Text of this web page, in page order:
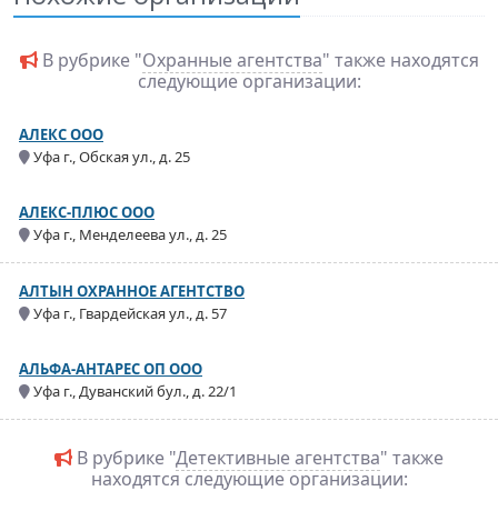
В рубрике "Охранные агентства" также находятся
следующие организации:
АЛЕКС ООО
Уфа г., Обская ул., д. 25
АЛЕКС-ПЛЮС ООО
Уфа г., Менделеева ул., д. 25
АЛТЫН ОХРАННОЕ АГЕНТСТВО
Уфа г., Гвардейская ул., д. 57
АЛЬФА-АНТАРЕС ОП ООО
Уфа г., Дуванский бул., д. 22/1
В рубрике "Детективные агентства" также
находятся следующие организации: